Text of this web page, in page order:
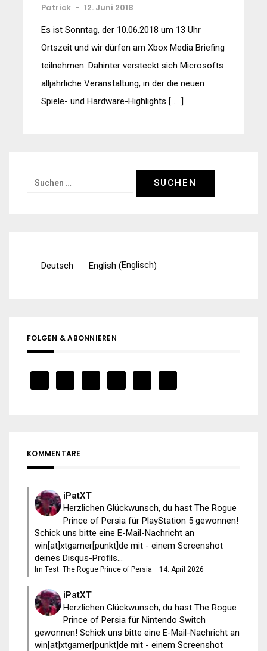
Patrick - 12. Juni 2018
Es ist Sonntag, der 10.06.2018 um 13 Uhr
Ortszeit und wir dürfen am Xbox Media Briefing
teilnehmen. Dahinter versteckt sich Microsofts
alljährliche Veranstaltung, in der die neuen
Spiele- und Hardware-Highlights [ … ]
Suchen
Deutsch English (Englisch)
FOLGEN & ABONNIEREN
KOMMENTARE
iPatXT
Herzlichen Glückwunsch, du hast The Rogue
Prince of Persia für PlayStation 5 gewonnen!
Schick uns bitte eine E-Mail-Nachricht an
win[at]xtgamer[punkt]de mit - einem Screenshot
deines Disqus-Profils...
Im Test: The Rogue Prince of Persia · 14. April 2026
iPatXT
Herzlichen Glückwunsch, du hast The Rogue
Prince of Persia für Nintendo Switch
gewonnen! Schick uns bitte eine E-Mail-Nachricht an
win[at]xtgamer[punkt]de mit - einem Screenshot